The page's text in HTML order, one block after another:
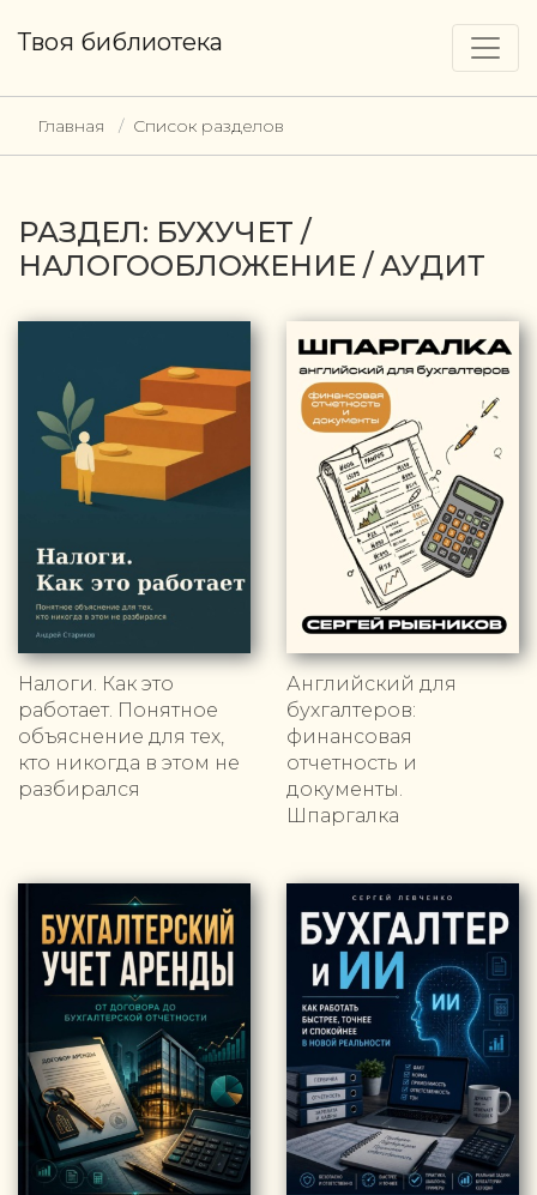
Твоя библиотека
Главная Список разделов
РАЗДЕЛ: БУХУЧЕТ /
НАЛОГООБЛОЖЕНИЕ / АУДИТ
Налоги. Как это
работает. Понятное
объяснение для тех,
кто никогда в этом не
разбирался
Английский для
бухгалтеров:
финансовая
отчетность и
документы.
Шпаргалка